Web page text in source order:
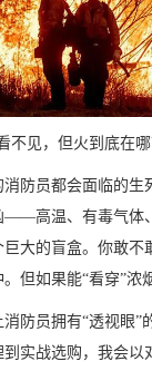
不见，但火到底在
防员都会面临的生
——高温、有毒气体
大的盲盒。你敢不
但如果能“看穿”浓
消防员拥有“透视眼
实战选购，我会以